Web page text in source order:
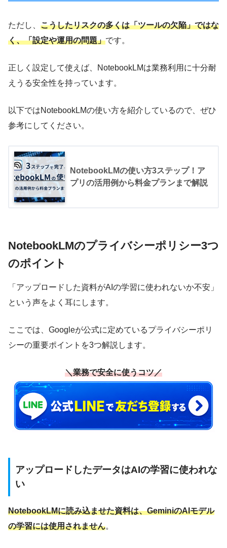
ただし、 こうしたリスクの多くは「ツールの欠陥」ではな
く、「設定や運用の問題」です。
正しく設定して使えば、NotebookLMは業務利用に十分耐
えうる安全性を持っています。
以下ではNotebookLMの使い方を紹介しているので、ぜひ
参考にしてください。
NotebookLMの使い方3ステップ！ア
プリの活用例から料金プランまで解説
NotebookLMのプライバシーポリシー3つ
のポイント
「アップロードした資料がAIの学習に使われないか不安」
という声をよく耳にします。
ここでは、Googleが公式に定めているプライバシーポリ
シーの重要ポイントを3つ解説します。
＼業務で安全に使うコツ／
アップロードしたデータはAIの学習に使われな
い
NotebookLMに読み込ませた資料は、GeminiのAIモデル
の学習には使用されません。